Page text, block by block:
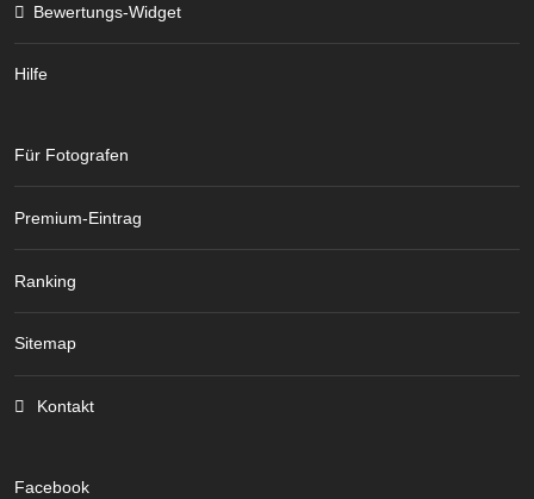
Bewertungs-Widget
Hilfe
Für Fotografen
Premium-Eintrag
Ranking
Sitemap
Kontakt
Facebook